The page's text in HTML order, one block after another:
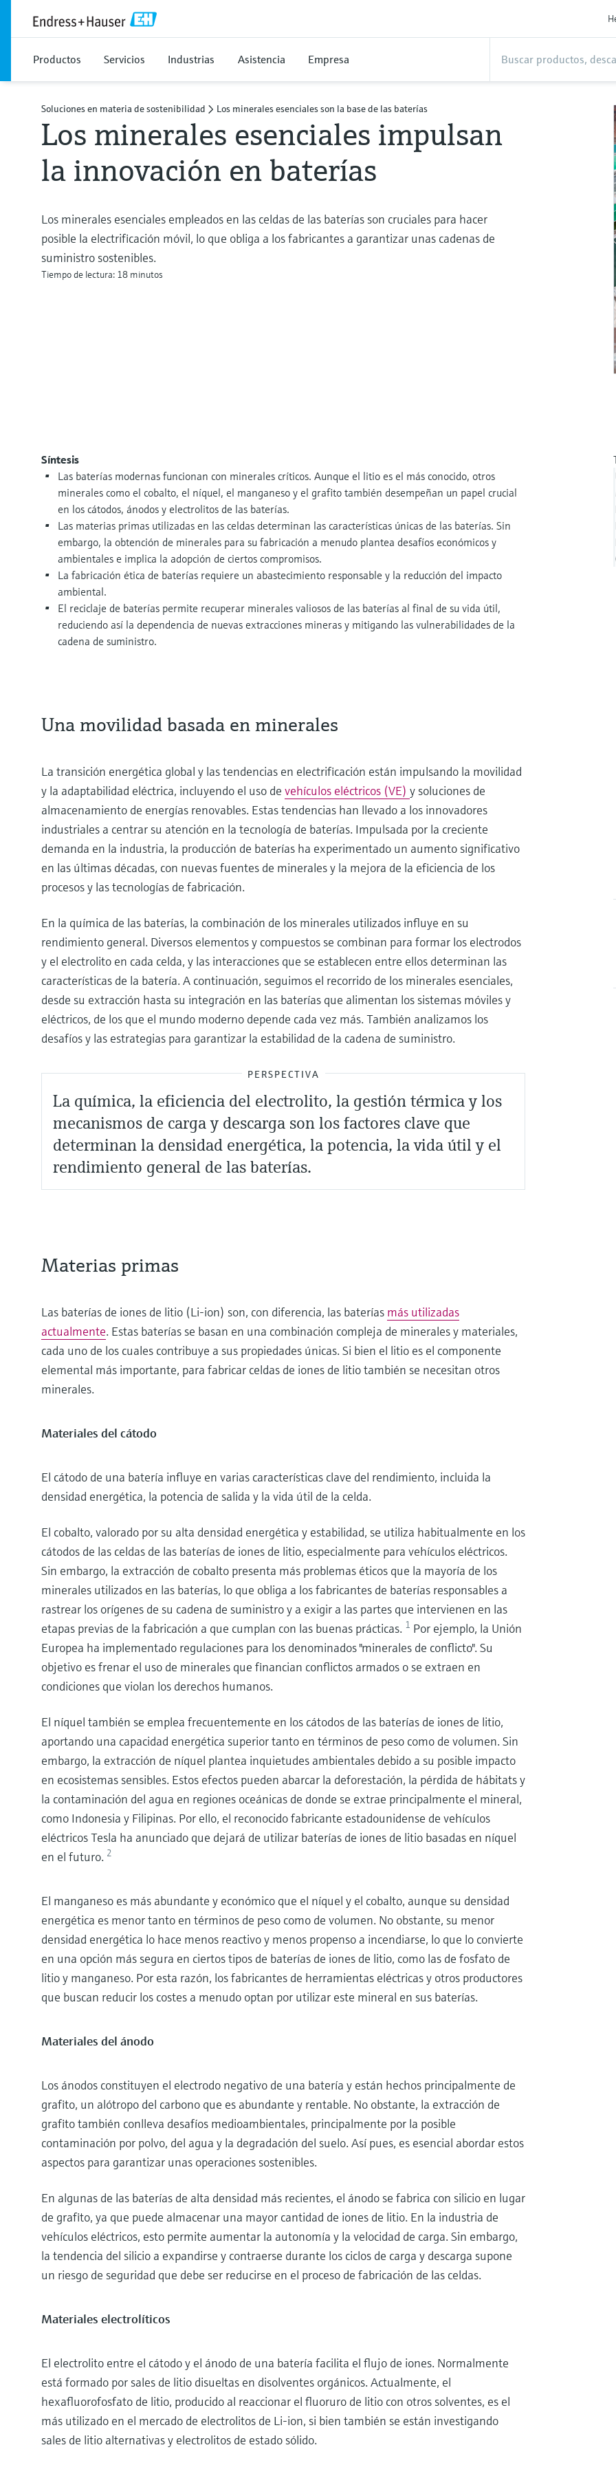
Productos Servicios Industrias Asistencia Empresa
Soluciones en materia de sostenibilidad Los minerales esenciales son la base de las baterías
Los minerales esenciales impulsan
la innovación en baterías
Los minerales esenciales empleados en las celdas de las baterías son cruciales para hacer
posible la electrificación móvil, lo que obliga a los fabricantes a garantizar unas cadenas de
suministro sostenibles.
Tiempo de lectura: 18 minutos
Síntesis
Las baterías modernas funcionan con minerales críticos. Aunque el litio es el más conocido, otros
minerales como el cobalto, el níquel, el manganeso y el grafito también desempeñan un papel crucial
en los cátodos, ánodos y electrolitos de las baterías.
Las materias primas utilizadas en las celdas determinan las características únicas de las baterías. Sin
embargo, la obtención de minerales para su fabricación a menudo plantea desafíos económicos y
ambientales e implica la adopción de ciertos compromisos.
La fabricación ética de baterías requiere un abastecimiento responsable y la reducción del impacto
ambiental.
El reciclaje de baterías permite recuperar minerales valiosos de las baterías al final de su vida útil,
reduciendo así la dependencia de nuevas extracciones mineras y mitigando las vulnerabilidades de la
cadena de suministro.
Una movilidad basada en minerales
La transición energética global y las tendencias en electrificación están impulsando la movilidad
y la adaptabilidad eléctrica, incluyendo el uso de vehículos eléctricos (VE) y soluciones de
almacenamiento de energías renovables. Estas tendencias han llevado a los innovadores
industriales a centrar su atención en la tecnología de baterías. Impulsada por la creciente
demanda en la industria, la producción de baterías ha experimentado un aumento significativo
en las últimas décadas, con nuevas fuentes de minerales y la mejora de la eficiencia de los
procesos y las tecnologías de fabricación.
En la química de las baterías, la combinación de los minerales utilizados influye en su
rendimiento general. Diversos elementos y compuestos se combinan para formar los electrodos
y el electrolito en cada celda, y las interacciones que se establecen entre ellos determinan las
características de la batería. A continuación, seguimos el recorrido de los minerales esenciales,
desde su extracción hasta su integración en las baterías que alimentan los sistemas móviles y
eléctricos, de los que el mundo moderno depende cada vez más. También analizamos los
desafíos y las estrategias para garantizar la estabilidad de la cadena de suministro.
PERSPECTIVA
La química, la eficiencia del electrolito, la gestión térmica y los
mecanismos de carga y descarga son los factores clave que
determinan la densidad energética, la potencia, la vida útil y el
rendimiento general de las baterías.
Materias primas
Las baterías de iones de litio (Li-ion) son, con diferencia, las baterías más utilizadas
actualmente. Estas baterías se basan en una combinación compleja de minerales y materiales,
cada uno de los cuales contribuye a sus propiedades únicas. Si bien el litio es el componente
elemental más importante, para fabricar celdas de iones de litio también se necesitan otros
minerales.
Materiales del cátodo
El cátodo de una batería influye en varias características clave del rendimiento, incluida la
densidad energética, la potencia de salida y la vida útil de la celda.
El cobalto, valorado por su alta densidad energética y estabilidad, se utiliza habitualmente en los
cátodos de las celdas de las baterías de iones de litio, especialmente para vehículos eléctricos.
Sin embargo, la extracción de cobalto presenta más problemas éticos que la mayoría de los
minerales utilizados en las baterías, lo que obliga a los fabricantes de baterías responsables a
rastrear los orígenes de su cadena de suministro y a exigir a las partes que intervienen en las
etapas previas de la fabricación a que cumplan con las buenas prácticas. 1 Por ejemplo, la Unión
Europea ha implementado regulaciones para los denominados "minerales de conflicto". Su
objetivo es frenar el uso de minerales que financian conflictos armados o se extraen en
condiciones que violan los derechos humanos.
El níquel también se emplea frecuentemente en los cátodos de las baterías de iones de litio,
aportando una capacidad energética superior tanto en términos de peso como de volumen. Sin
embargo, la extracción de níquel plantea inquietudes ambientales debido a su posible impacto
en ecosistemas sensibles. Estos efectos pueden abarcar la deforestación, la pérdida de hábitats y
la contaminación del agua en regiones oceánicas de donde se extrae principalmente el mineral,
como Indonesia y Filipinas. Por ello, el reconocido fabricante estadounidense de vehículos
eléctricos Tesla ha anunciado que dejará de utilizar baterías de iones de litio basadas en níquel
en el futuro. 2
El manganeso es más abundante y económico que el níquel y el cobalto, aunque su densidad
energética es menor tanto en términos de peso como de volumen. No obstante, su menor
densidad energética lo hace menos reactivo y menos propenso a incendiarse, lo que lo convierte
en una opción más segura en ciertos tipos de baterías de iones de litio, como las de fosfato de
litio y manganeso. Por esta razón, los fabricantes de herramientas eléctricas y otros productores
que buscan reducir los costes a menudo optan por utilizar este mineral en sus baterías.
Materiales del ánodo
Los ánodos constituyen el electrodo negativo de una batería y están hechos principalmente de
grafito, un alótropo del carbono que es abundante y rentable. No obstante, la extracción de
grafito también conlleva desafíos medioambientales, principalmente por la posible
contaminación por polvo, del agua y la degradación del suelo. Así pues, es esencial abordar estos
aspectos para garantizar unas operaciones sostenibles.
En algunas de las baterías de alta densidad más recientes, el ánodo se fabrica con silicio en lugar
de grafito, ya que puede almacenar una mayor cantidad de iones de litio. En la industria de
vehículos eléctricos, esto permite aumentar la autonomía y la velocidad de carga. Sin embargo,
la tendencia del silicio a expandirse y contraerse durante los ciclos de carga y descarga supone
un riesgo de seguridad que debe ser reducirse en el proceso de fabricación de las celdas.
Materiales electrolíticos
El electrolito entre el cátodo y el ánodo de una batería facilita el flujo de iones. Normalmente
está formado por sales de litio disueltas en disolventes orgánicos. Actualmente, el
hexafluorofosfato de litio, producido al reaccionar el fluoruro de litio con otros solventes, es el
más utilizado en el mercado de electrolitos de Li-ion, si bien también se están investigando
sales de litio alternativas y electrolitos de estado sólido.